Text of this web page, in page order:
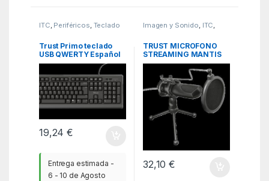
ITC, Periféricos, Teclado
Trust Primo teclado
USB QWERTY Español
Negro
19,24€
Entrega estimada -
6 - 10 de Agosto
Imagen y Sonido, ITC,
Micrófonos
TRUST MICROFONO
STREAMING MANTIS
GXT 232
32,10€